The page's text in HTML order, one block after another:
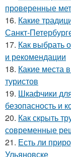
проверенные
16. Какие
Санкт-
17. Как выбрать
и рекомендации
18. Какие места
туристов
19. Шкафчики
безопасность и
20. Как скрыть
современные
21. Есть ли
Ульяновске